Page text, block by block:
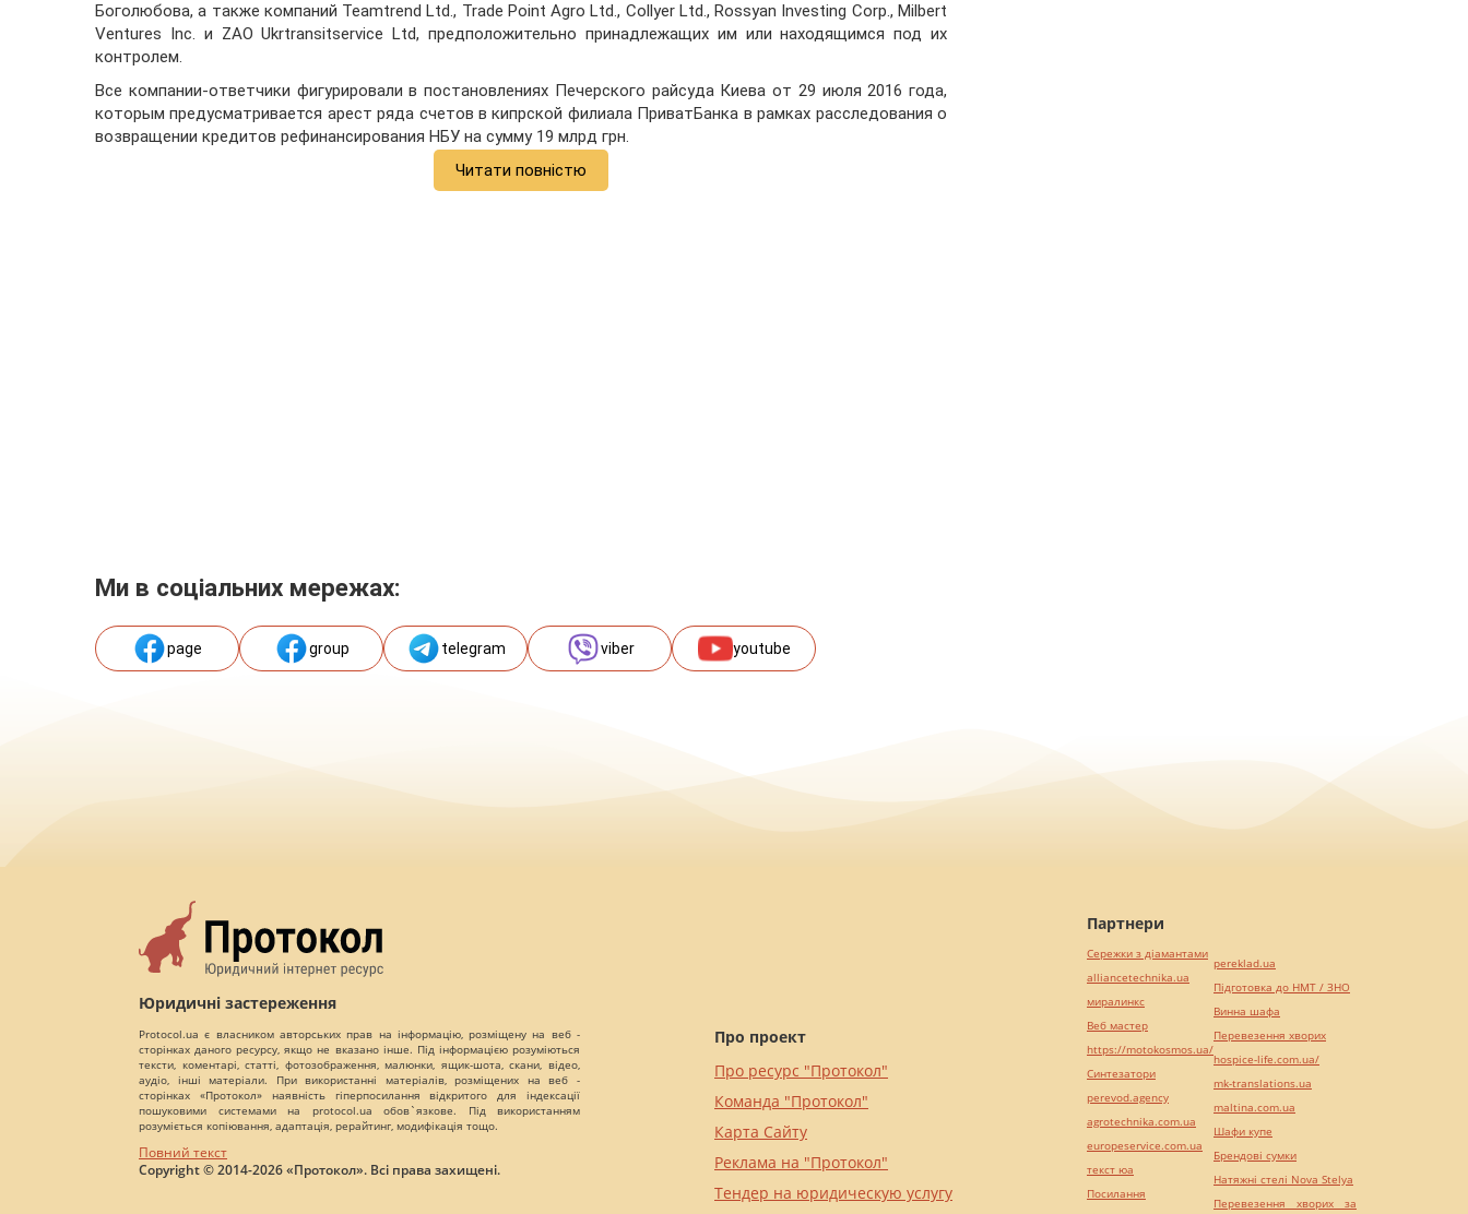
Боголюбова, а также компаний Teamtrend Ltd., Trade Point Agro Ltd., Collyer Ltd., Rossyan Investing Corp., Milbert
Ventures Inc. и ZAO Ukrtransitservice Ltd, предположительно принадлежащих им или находящимся под их
контролем.
Все компании-ответчики фигурировали в постановлениях Печерского райсуда Киева от 29 июля 2016 года,
которым предусматривается арест ряда счетов в кипрской филиала ПриватБанка в рамках расследования о
возвращении кредитов рефинансирования НБУ на сумму 19 млрд грн.
Читати повністю
Ми в соціальних мережах:
page group telegram viber youtube
Юридичні застереження
Protocol.ua є власником авторських прав на інформацію, розміщену на веб -
сторінках даного ресурсу, якщо не вказано інше. Під інформацією розуміються
тексти, коментарі, статті, фотозображення, малюнки, ящик-шота, скани, відео,
аудіо, інші матеріали. При використанні матеріалів, розміщених на веб -
сторінках «Протокол» наявність гіперпосилання відкритого для індексації
пошуковими системами на protocol.ua обов`язкове. Під використанням
розуміється копіювання, адаптація, рерайтинг, модифікація тощо.
Повний текст
Copyright © 2014-2026 «Протокол». Всі права захищені.
Про проект
Про ресурс "Протокол"
Команда "Протокол"
Карта Сайту
Реклама на "Протокол"
Тендер на юридическую услугу
Партнери
Сережки з діамантами
alliancetechnika.ua
миралинкс
Веб мастер
https://motokosmos.ua/
Синтезатори
perevod.agency
agrotechnika.com.ua
europeservice.com.ua
текст юа
Посилання
pereklad.ua
Підготовка до НМТ / ЗНО
Винна шафа
Перевезення хворих
hospice-life.com.ua/
mk-translations.ua
maltina.com.ua
Шафи купе
Брендові сумки
Натяжні стелі Nova Stelya
Перевезення хворих за